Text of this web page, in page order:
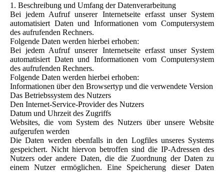
1. Beschreibung und Umfang der Datenverarbeitung
Bei jedem Aufruf unserer Internetseite erfasst unser System
automatisiert Daten und Informationen vom Computersystem
des aufrufenden Rechners.
Folgende Daten werden hierbei erhoben:
Bei jedem Aufruf unserer Internetseite erfasst unser System
automatisiert Daten und Informationen vom Computersystem
des aufrufenden Rechners.
Folgende Daten werden hierbei erhoben:
Informationen über den Browsertyp und die verwendete Version
Das Betriebssystem des Nutzers
Den Internet-Service-Provider des Nutzers
Datum und Uhrzeit des Zugriffs
Websites, die vom System des Nutzers über unsere Website
aufgerufen werden
Die Daten werden ebenfalls in den Logfiles unseres Systems
gespeichert. Nicht hiervon betroffen sind die IP-Adressen des
Nutzers oder andere Daten, die die Zuordnung der Daten zu
einem Nutzer ermöglichen. Eine Speicherung dieser Daten